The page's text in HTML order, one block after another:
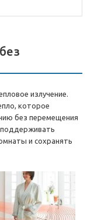
излучение.
которое
без перемещения
и сохранять